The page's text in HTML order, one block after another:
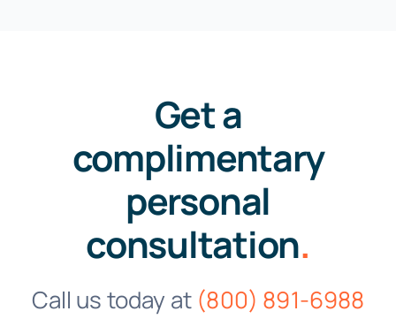
Get a
complimentary
personal
consultation.
Call us today at (800) 891-6988